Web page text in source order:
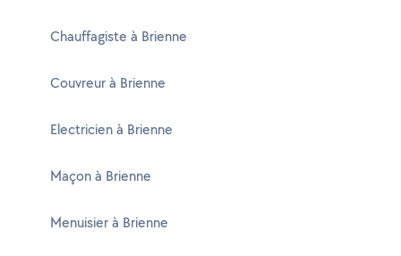
Chauffagiste à Brienne
Couvreur à Brienne
Electricien à Brienne
Maçon à Brienne
Menuisier à Brienne